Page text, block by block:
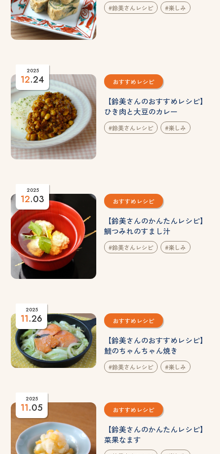
#鈴美さんレシピ #楽しみ
2025
12.24 おすすめレシピ
【鈴美さんのおすすめレシピ】
ひき肉と大豆のカレー
#鈴美さんレシピ #楽しみ
2025
12.03 おすすめレシピ
【鈴美さんのかんたんレシピ】
鯛つみれのすまし汁
#鈴美さんレシピ #楽しみ
2025
11.26 おすすめレシピ
【鈴美さんのおすすめレシピ】
鮭のちゃんちゃん焼き
#鈴美さんレシピ #楽しみ
2025
11.05 おすすめレシピ
【鈴美さんのかんたんレシピ】
菜果なます